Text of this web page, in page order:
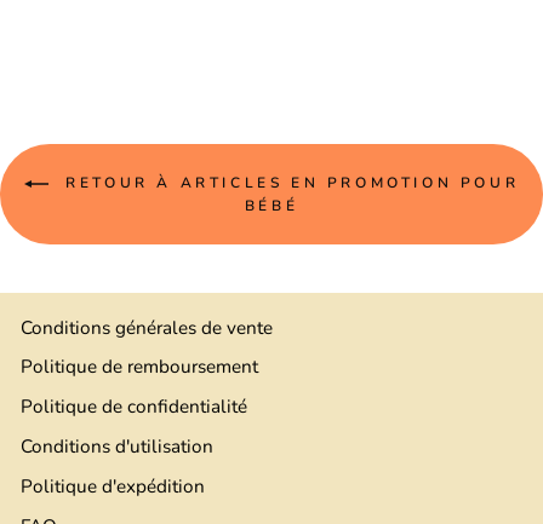
RETOUR À ARTICLES EN PROMOTION POUR
BÉBÉ
Conditions générales de vente
Politique de remboursement
Politique de confidentialité
Conditions d'utilisation
Politique d'expédition